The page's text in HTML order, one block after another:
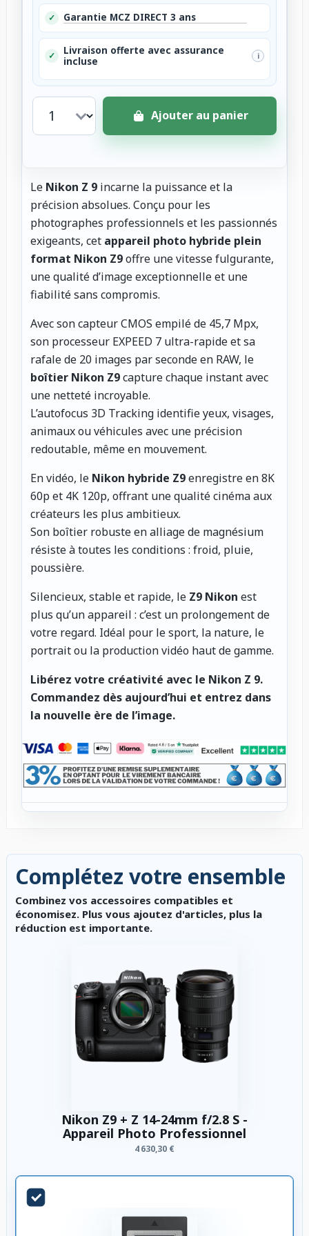
✓ Garantie MCZ DIRECT 3 ans
✓
Livraison offerte avec assurance
incluse
i
Ajouter au panier
Le Nikon Z 9 incarne la puissance et la
précision absolues. Conçu pour les
photographes professionnels et les passionnés
exigeants, cet appareil photo hybride plein
format Nikon Z9offre une vitesse fulgurante,
une qualité d’image exceptionnelle et une
fiabilité sans compromis.
Avec son capteur CMOS empilé de 45,7 Mpx,
son processeur EXPEED 7 ultra-rapide et sa
rafale de 20 images par seconde en RAW, le
boîtier Nikon Z9capture chaque instant avec
une netteté incroyable.
L’autofocus 3D Tracking identifie yeux, visages,
animaux ou véhicules avec une précision
redoutable, même en mouvement.
En vidéo, le Nikon hybride Z9enregistre en 8K
60p et 4K 120p, offrant une qualité cinéma aux
créateurs les plus ambitieux.
Son boîtier robuste en alliage de magnésium
résiste à toutes les conditions : froid, pluie,
poussière.
Silencieux, stable et rapide, le Z9 Nikon est
plus qu’un appareil : c’est un prolongement de
votre regard. Idéal pour le sport, la nature, le
portrait ou la production vidéo haut de gamme.
Libérez votre créativité avec le Nikon Z 9.
Commandez dès aujourd’hui et entrez dans
la nouvelle ère de l’image.
Complétez votre ensemble
Combinez vos accessoires compatibles et
économisez. Plus vous ajoutez d'articles, plus la
réduction est importante.
Nikon Z9 + Z 14-24mm f/2.8 S -
Appareil Photo Professionnel
4 630,30 €